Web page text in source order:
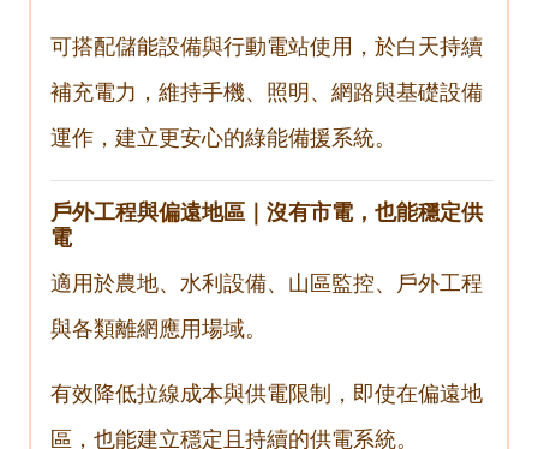
可搭配儲能設備與行動電站使用，於白天持續
補充電力，維持手機、照明、網路與基礎設備
運作，建立更安心的綠能備援系統。
戶外工程與偏遠地區｜沒有市電，也能穩定供
電
適用於農地、水利設備、山區監控、戶外工程
與各類離網應用場域。
有效降低拉線成本與供電限制，即使在偏遠地
區，也能建立穩定且持續的供電系統。